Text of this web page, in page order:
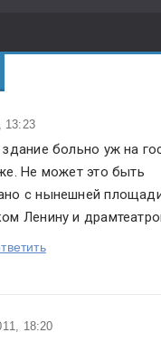
13:23
больно уж на
Не может это быть
с нынешней
Ленину и
18:20